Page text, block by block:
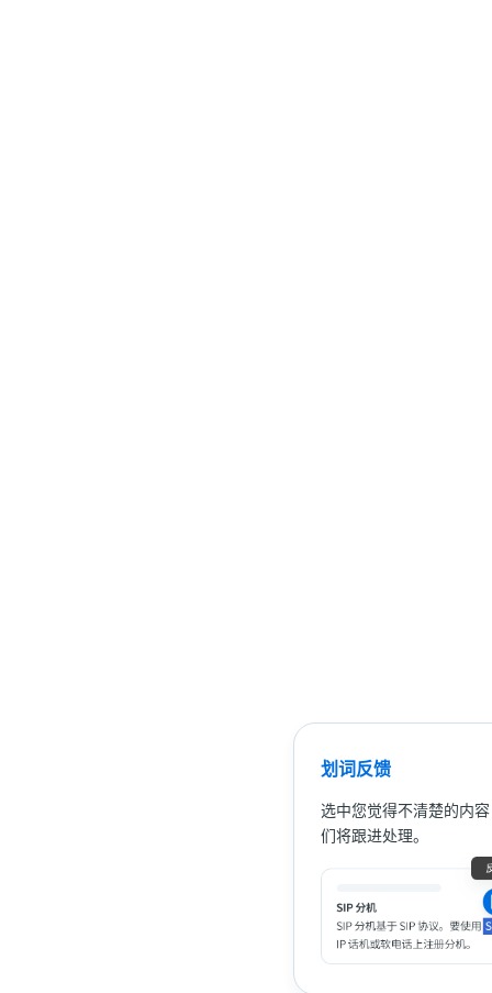
划词反馈
选中您觉得不清楚的内
们将跟进处理。